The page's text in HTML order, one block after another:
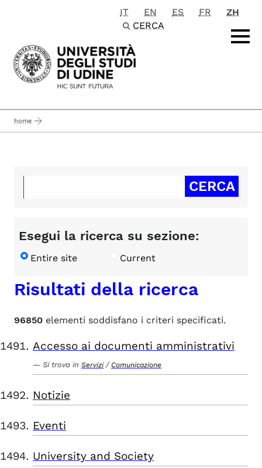
Passa al contenuto principale
IT EN ES FR
ZH
CERCA
home
Esegui la ricerca su sezione:
Entire site Current
Risultati della ricerca
96850 elementi soddisfano i criteri specificati.
Accesso ai documenti amministrativi
Si trova in Servizi / Comunicazione
Notizie
Eventi
University and Society